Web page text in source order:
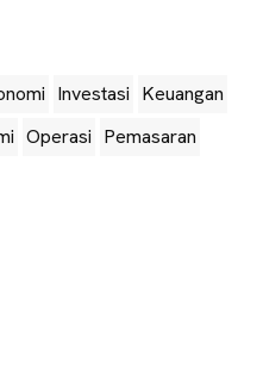
Investasi Keuangan
Operasi Pemasaran